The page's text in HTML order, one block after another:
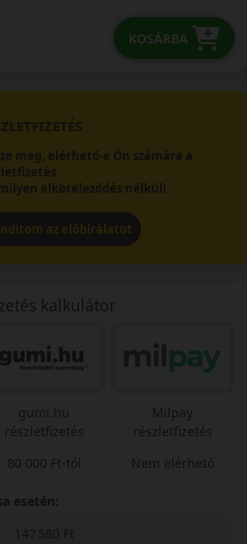
KOSÁRBA
meg, elérhető-e Ön számára a
elköteleződés nélkül!
az előbírálatot
kalkulátor
gumi.hu
részletfizetés
80 000 Ft-tól
Milpay
részletfizetés
Nem elérhető
esetén:
147 580 Ft